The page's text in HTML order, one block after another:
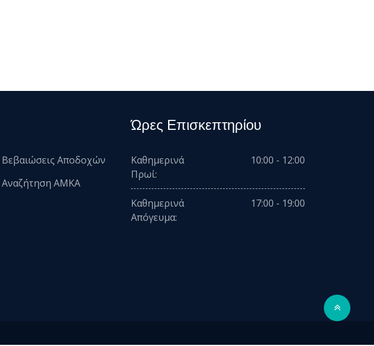
Βεβαιώσεις Αποδοχών
Αναζήτηση ΑΜΚΑ
Ώρες Επισκεπτηρίου
Καθημερινά
Πρωί:
10:00 - 12:00
Καθημερινά
Απόγευμα:
17:00 - 19:00